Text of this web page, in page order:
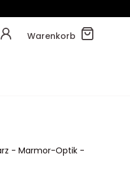
Warenkorb
- Marmor-Optik -